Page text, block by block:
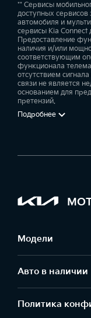
** Сервисы
доступных сервисов
автомобиля и
сервисы Kia Connect
Предоставление
наличия и/или
соответствующим
функционала
отсутствием
связи не является
основанием для
претензий.
Подробнее
Модели
Авто в наличии
Политика